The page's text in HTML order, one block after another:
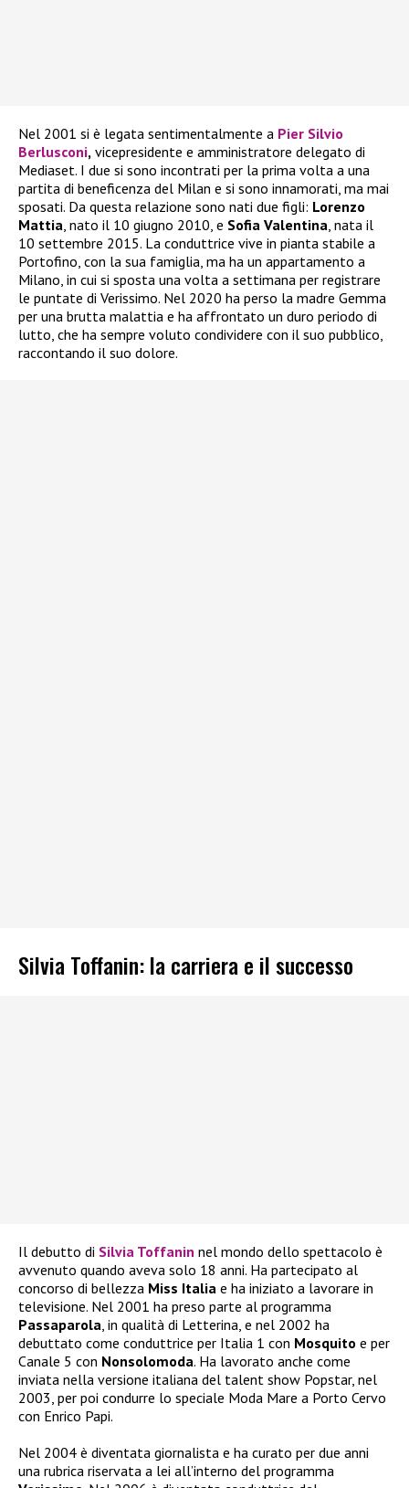
Nel 2001 si è legata sentimentalmente a Pier Silvio
Berlusconi, vicepresidente e amministratore delegato di
Mediaset. I due si sono incontrati per la prima volta a una
partita di beneficenza del Milan e si sono innamorati, ma mai
sposati. Da questa relazione sono nati due figli: Lorenzo
Mattia , nato il 10 giugno 2010, e Sofia Valentina , nata il
10 settembre 2015. La conduttrice vive in pianta stabile a
Portofino, con la sua famiglia, ma ha un appartamento a
Milano, in cui si sposta una volta a settimana per registrare
le puntate di Verissimo. Nel 2020 ha perso la madre Gemma
per una brutta malattia e ha affrontato un duro periodo di
lutto, che ha sempre voluto condividere con il suo pubblico,
raccontando il suo dolore.
Silvia Toffanin: la carriera e il successo
Il debutto di Silvia Toffanin nel mondo dello spettacolo è
avvenuto quando aveva solo 18 anni. Ha partecipato al
concorso di bellezza Miss Italia e ha iniziato a lavorare in
televisione. Nel 2001 ha preso parte al programma
Passaparola, in qualità di Letterina, e nel 2002 ha
debuttato come conduttrice per Italia 1 con Mosquito e per
Canale 5 con Nonsolomoda. Ha lavorato anche come
inviata nella versione italiana del talent show Popstar, nel
2003, per poi condurre lo speciale Moda Mare a Porto Cervo
con Enrico Papi.
Nel 2004 è diventata giornalista e ha curato per due anni
una rubrica riservata a lei all’interno del programma